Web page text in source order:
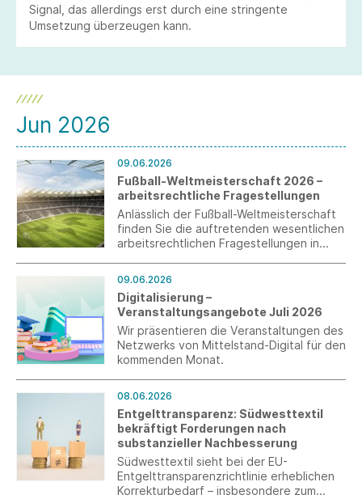
Signal, das allerdings erst durch eine stringente
Umsetzung überzeugen kann.
Jun 2026
09.06.2026
Fußball-Weltmeisterschaft 2026 –
arbeitsrechtliche Fragestellungen
Anlässlich der Fußball-Weltmeisterschaft
finden Sie die auftretenden wesentlichen
arbeitsrechtlichen Fragestellungen in
09.06.2026
Digitalisierung –
Veranstaltungsangebote Juli 2026
Wir präsentieren die Veranstaltungen des
Netzwerks von Mittelstand-Digital für den
kommenden Monat.
08.06.2026
Entgelttransparenz: Südwesttextil
bekräftigt Forderungen nach
substanzieller Nachbesserung
Südwesttextil sieht bei der EU-
Entgelttransparenzrichtlinie erheblichen
Korrekturbedarf – insbesondere zum